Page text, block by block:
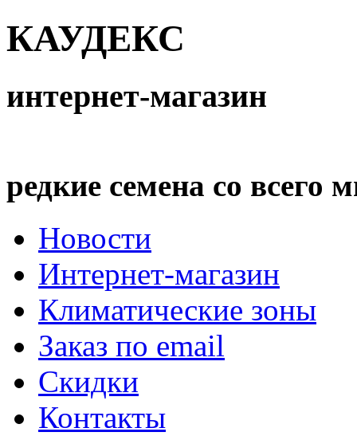
КАУДЕКС
интернет-магазин
редкие семена со всего
Новости
Интернет-магазин
Климатические зоны
Заказ по email
Скидки
Контакты